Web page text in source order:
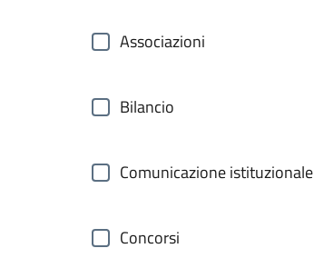
Associazioni
Bilancio
Comunicazione istituzionale
Concorsi